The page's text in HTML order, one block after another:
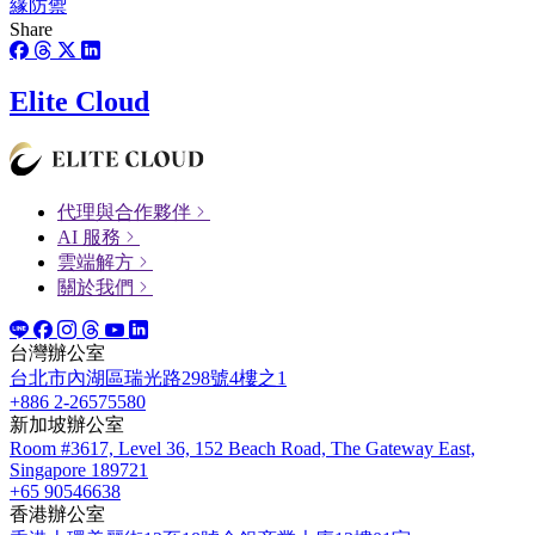
緣防禦
Share
Elite Cloud
代理與合作夥伴
AI 服務
雲端解方
關於我們
台灣辦公室
台北市內湖區瑞光路298號4樓之1
+886 2-26575580
新加坡辦公室
Room #3617, Level 36, 152 Beach Road, The Gateway East,
Singapore 189721
+65 90546638
香港辦公室